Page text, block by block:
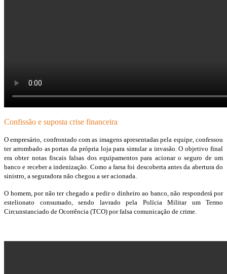
Confissão e suposta crise financeira
O empresário, confrontado com as imagens apresentadas pela equipe, confessou
ter arrombado as portas da própria loja para simular a invasão. O objetivo final
era obter notas fiscais falsas dos equipamentos para acionar o seguro de um
banco e receber a indenização. Como a farsa foi descoberta antes da abertura do
sinistro, a seguradora não chegou a ser acionada.
O homem, por não ter chegado a pedir o dinheiro ao banco, não responderá por
estelionato consumado, sendo lavrado pela Polícia Militar um Termo
Circunstanciado de Ocorrência (TCO) por falsa comunicação de crime.